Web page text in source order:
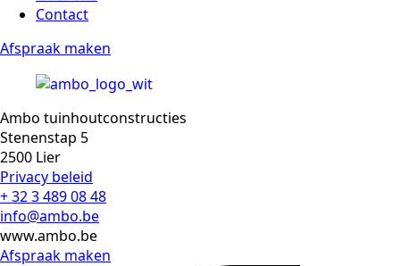
Contact
Afspraak maken
Ambo tuinhoutconstructies
Stenenstap 5
2500 Lier
Privacy beleid
+ 32 3 489 08 48
info@ambo.be
www.ambo.be
Afspraak maken